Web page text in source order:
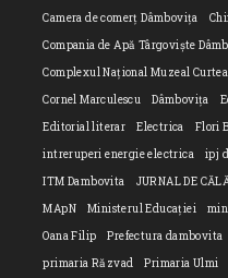
Camera de comerț Dâmbovița
Compania de Apă Târgoviște
Complexul Național Muzeal
Cornel Marculescu
Dâmbovița
Editorial literar
Electrica Flori
intreruperi energie electrica
ipj
ITM Dambovita
JURNAL DE
MApN
Ministerul Educației
Oana Filip
Prefectura dambovita
primaria Răzvad
Primaria Ulmi